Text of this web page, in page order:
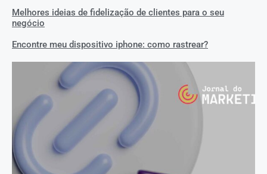
Melhores ideias de fidelização de clientes para o seu
negócio
Encontre meu dispositivo iphone: como rastrear?